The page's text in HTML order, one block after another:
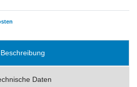
Beschreibung
Daten